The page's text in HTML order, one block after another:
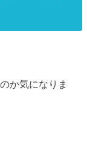
か気になりま